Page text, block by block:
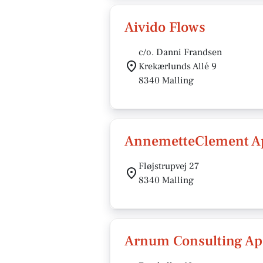
Aivido Flows
c/o. Danni Frandsen
Krekærlunds Allé 9
8340 Malling
AnnemetteClement
Fløjstrupvej 27
8340 Malling
Arnum Consulting